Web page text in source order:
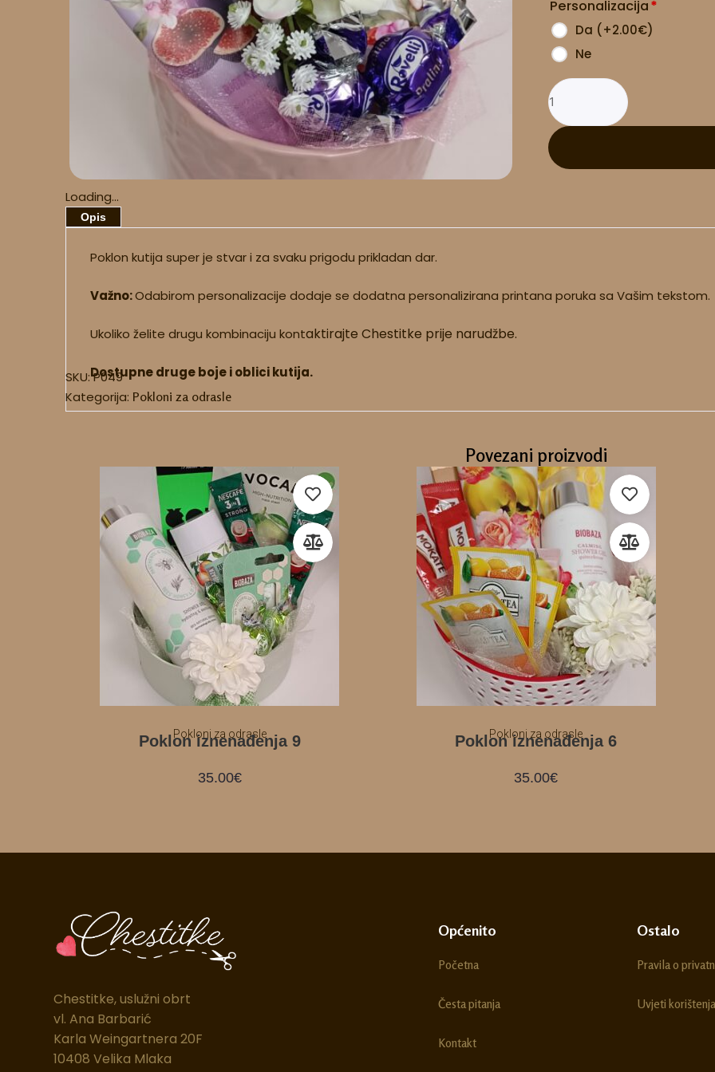
Personalizacija*
Da (+2.00€)
Ne
količina
Loading...
Opis
Poklon kutija super je stvar i za svaku prigodu prikladan dar.
Važno:Odabirom personalizacije dodaje se dodatna personalizirana printana poruka sa Vašim tekstom.
Ukoliko želite drugu kombinaciju kontaktirajte Chestitke prije narudžbe.
Dostupne druge boje i oblici kutija.
SKU:P049
Kategorija: Pokloni za odrasle
Povezani proizvodi
Pokloni za odrasle
Poklon iznenađenja 9
35.00€
Pokloni za odrasle
Poklon iznenađenja 6
35.00€
Chestitke, uslužni obrt
vl. Ana Barbarić
Karla Weingartnera 20F
10408 Velika Mlaka
Općenito
Početna
Česta pitanja
Kontakt
Ostalo
Pravila o
Uvjeti korištenja